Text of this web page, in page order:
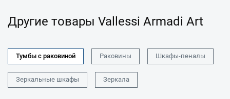
Другие товары Vallessi Armadi Art
Тумбы с раковиной Раковины Шкафы-пеналы
Зеркальные шкафы Зеркала